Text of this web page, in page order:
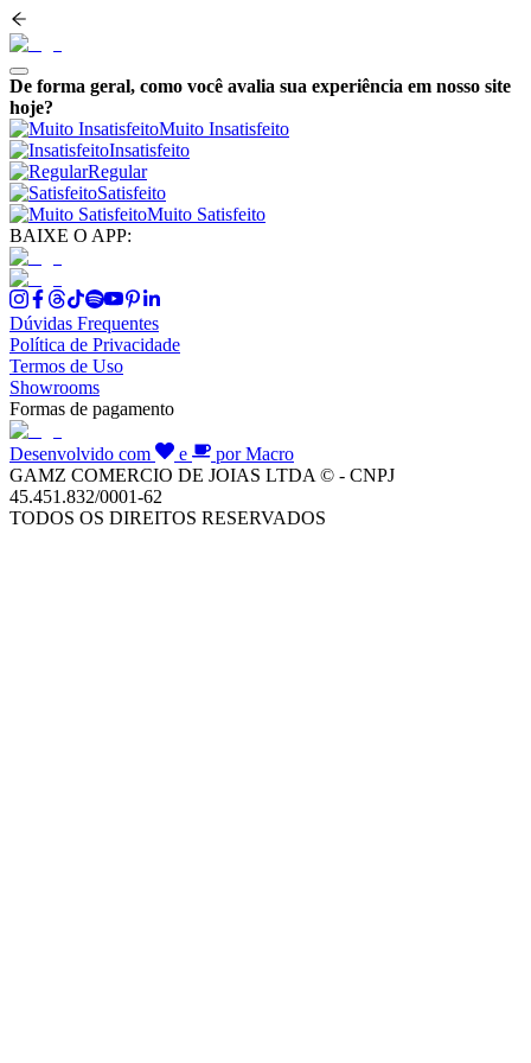
De forma geral, como você avalia sua experiência em nosso site
hoje?
Muito Insatisfeito
Insatisfeito
Regular
Satisfeito
Muito Satisfeito
BAIXE O APP:
Dúvidas Frequentes
Política de Privacidade
Termos de Uso
Showrooms
Formas de pagamento
Desenvolvido com e
por Macro
GAMZ COMERCIO DE JOIAS LTDA © - CNPJ
45.451.832/0001-62
TODOS OS DIREITOS RESERVADOS